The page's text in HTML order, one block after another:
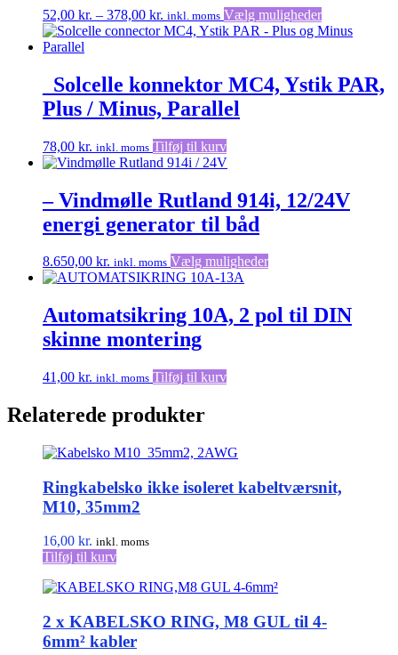
52,00 kr. – 378,00 kr. Prisinterval:
52,00 kr.
inkl. moms Vælg mulighederDette
vare
varianter.
Mulighederne
_Solcelle konnektor MC4, Ystik PAR,
Plus / Minus, Parallel
78,00 kr. inkl. moms Tilføj til kurv
– Vindmølle Rutland 914i, 12/24V
energi generator til båd
8.650,00 kr. inkl. moms Vælg mulighederDette
flere
varianter.
Automatsikring 10A, 2 pol til DIN
skinne montering
41,00 kr. inkl. moms Tilføj til kurv
Relaterede produkter
Ringkabelsko ikke isoleret kabeltværsnit,
M10, 35mm2
16,00 kr. inkl. moms
Tilføj til kurv
2 x KABELSKO RING, M8 GUL til 4-
6mm² kabler